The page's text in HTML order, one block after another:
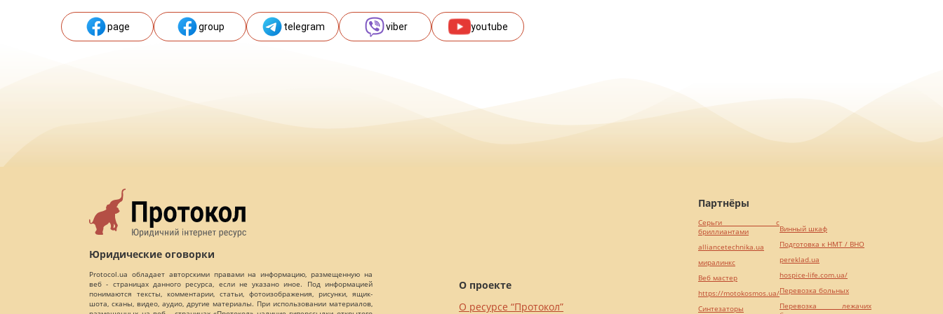
page group telegram viber youtube
Юридические оговорки
Protocol.ua обладает авторскими правами на информацию, размещенную на
веб - страницах данного ресурса, если не указано иное. Под информацией
понимаются тексты, комментарии, статьи, фотоизображения, рисунки, ящик-
шота, сканы, видео, аудио, другие материалы. При использовании материалов,
О проекте
О ресурсе “Протокол”
Партнёры
Серьги с
бриллиантами
alliancetechnika.ua
миралинкс
Веб мастер
https://motokosmos.ua/
Синтезаторы
Винный шкаф
Подготовка к НМТ / ВНО
pereklad.ua
hospice-life.com.ua/
Перевозка больных
Перевозка лежачих